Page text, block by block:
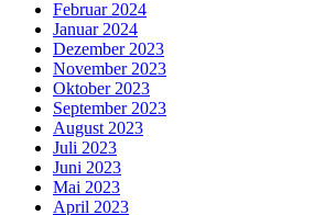
Februar 2024
Januar 2024
Dezember 2023
November 2023
Oktober 2023
September 2023
August 2023
Juli 2023
Juni 2023
Mai 2023
April 2023